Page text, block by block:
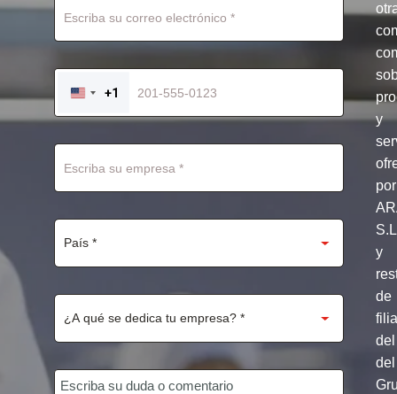
UNITED
STATES
+1
y
por
y
de
del
del